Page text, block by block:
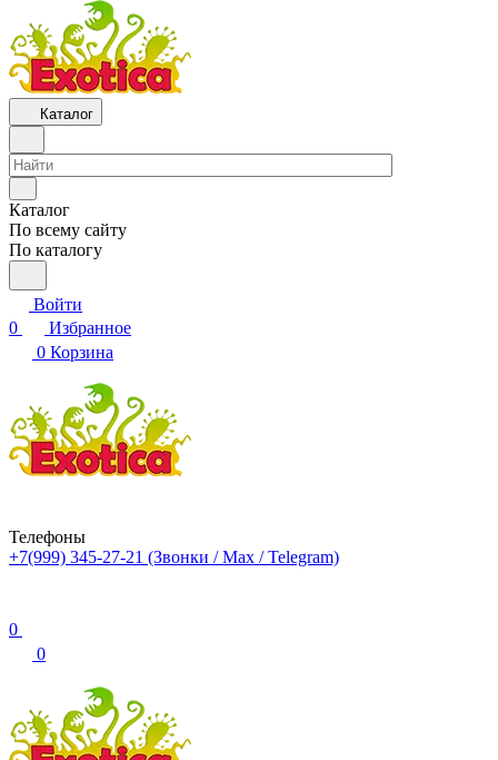
Каталог
Каталог
По всему сайту
По каталогу
Войти
0
Избранное
0 Корзина
Телефоны
+7(999) 345-27-21 (Звонки / Max / Telegram)
0
0